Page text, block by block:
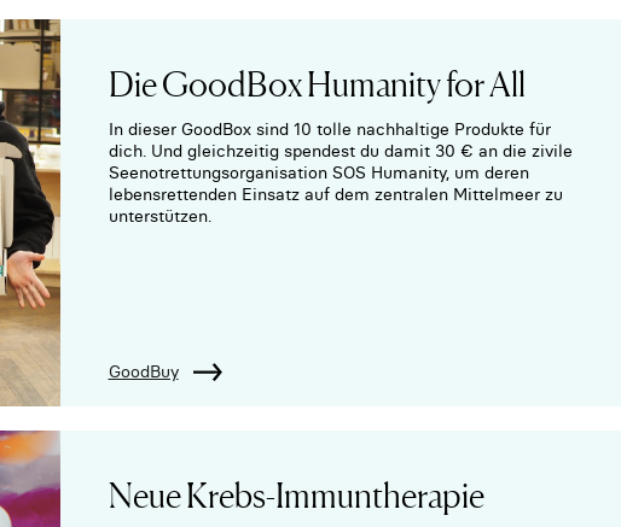
Die GoodBox Humanity for All
In dieser GoodBox sind 10 tolle nachhaltige Produkte für
dich. Und gleichzeitig spendest du damit 30 € an die zivile
Seenotrettungsorganisation SOS Humanity, um deren
lebensrettenden Einsatz auf dem zentralen Mittelmeer zu
unterstützen.
GoodBuy
Neue Krebs-Immuntherapie